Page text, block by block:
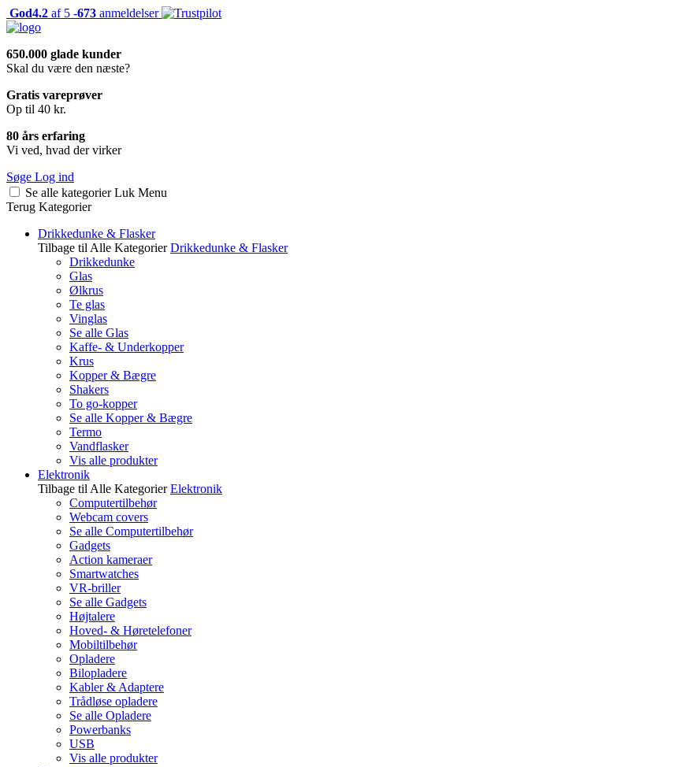
God4.2 af 5 -673 anmeldelser
650.000 glade kunder
Skal du være den næste?
Gratis vareprøver
Op til 40 kr.
80 års erfaring
Vi ved, hvad der virker
Søge Log ind
Se alle kategorier Luk Menu
Terug Kategorier
Drikkedunke & Flasker
Tilbage til Alle Kategorier Drikkedunke & Flasker
Drikkedunke
Glas
Ølkrus
Te glas
Vinglas
Se alle Glas
Kaffe- & Underkopper
Krus
Kopper & Bægre
Shakers
To go-kopper
Se alle Kopper & Bægre
Termo
Vandflasker
Vis alle produkter
Elektronik
Tilbage til Alle Kategorier Elektronik
Computertilbehør
Webcam covers
Se alle Computertilbehør
Gadgets
Action kameraer
Smartwatches
VR-briller
Se alle Gadgets
Højtalere
Hoved- & Høretelefoner
Mobiltilbehør
Opladere
Bilopladere
Kabler & Adaptere
Trådløse opladere
Se alle Opladere
Powerbanks
USB
Vis alle produkter